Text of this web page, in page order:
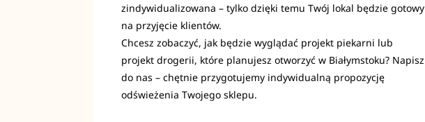
zindywidualizowana – tylko dzięki temu Twój lokal będzie gotowy
na przyjęcie klientów.
Chcesz zobaczyć, jak będzie wyglądać projekt piekarni lub
projekt drogerii, które planujesz otworzyć w Białymstoku? Napisz
do nas – chętnie przygotujemy indywidualną propozycję
odświeżenia Twojego sklepu.